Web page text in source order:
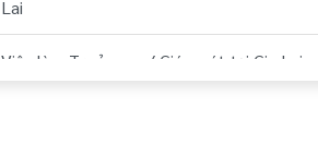
Việc làm Huyện Phú Thiện Gia Lai
Việc làm Huyện Chư Pưh Gia Lai
Lai
Việc làm Trưởng ca/ Giám sát tại Gia Lai